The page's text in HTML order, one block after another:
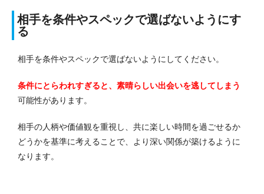
相手を条件やスペックで選ばないようにす
る
相手を条件やスペックで選ばないようにしてください。
条件にとらわれすぎると、素晴らしい出会いを逃してしまう
可能性があります。
相手の人柄や価値観を重視し、共に楽しい時間を過ごせるか
どうかを基準に考えることで、より深い関係が築けるように
なります。